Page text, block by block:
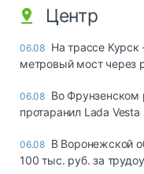
Центр
06.08 На трассе Курск
метровый мост через
06.08 Во
протаранил Lada Vesta
06.08 В Воронежской
100 тыс. руб. за